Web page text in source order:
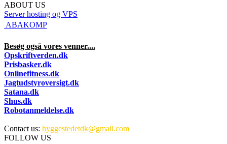
ABOUT US
Server hosting og VPS
 ABAKOMP
Besøg også vores venner....
Opskriftverden.dk
Prisbasker.dk
Onlinefitness.dk
Jagtudstyroversigt.dk
Satana.dk
Shus.dk
Robotanmeldelse.dk
Contact us: hyggestedetdk@gmail.com
FOLLOW US